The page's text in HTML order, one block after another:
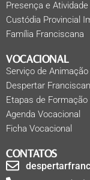
Presença e
Custódia Provincial
Família Franciscana
VOCACIONAL
Serviço de
Despertar
Etapas de Formação
Agenda Vocacional
Ficha Vocacional
CONTATOS